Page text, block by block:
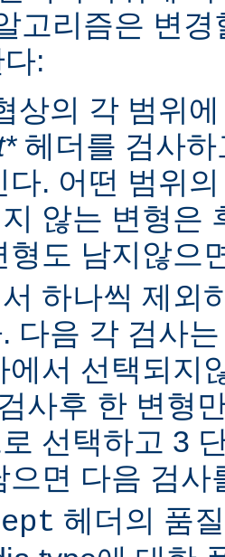
고리즘은 변
:
상의 각 범위
헤더를 검사하
다. 어떤 범위
않는 변형은
형도 남지않으
하나씩 제외
다음 각 검사
에서 선택되지
사후 한 변형
선택하고 3
으면 다음 검사
헤더의 품